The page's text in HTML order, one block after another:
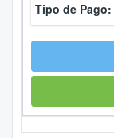
Tipo de Pago: